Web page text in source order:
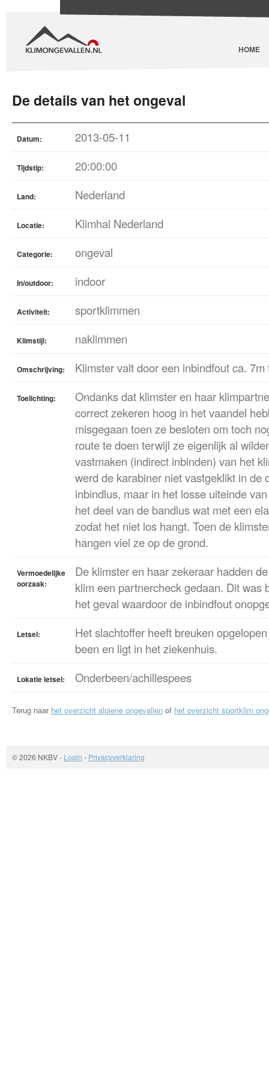
HOME
De details van het ongeval
Datum: 2013-05-11
Tijdstip: 20:00:00
Land: Nederland
Locatie: Klimhal Nederland
Categorie: ongeval
In/outdoor: indoor
Activiteit: sportklimmen
Klimstijl: naklimmen
Omschrijving: Klimster valt door een inbindfout ca.
Toelichting:
Ondanks dat klimster en haar
correct zekeren hoog in het vaandel
misgegaan toen ze besloten om toch
route te doen terwijl ze eigenlijk al
vastmaken (indirect inbinden) van het
werd de karabiner niet vastgeklikt in de
inbindlus, maar in het losse uiteinde
het deel van de bandlus wat met een
zodat het niet los hangt. Toen de
hangen viel ze op de grond.
Vermoedelijke
oorzaak:
De klimster en haar zekeraar hadden
klim een partnercheck gedaan. Dit was
het geval waardoor de inbindfout
Letsel:
Het slachtoffer heeft breuken
been en ligt in het ziekenhuis.
Lokatie letsel: Onderbeen/achillespees
Terug naar het overzicht alpiene ongevallen of het overzicht sportklim
© 2026 NKBV- Login - Privacyverklaring